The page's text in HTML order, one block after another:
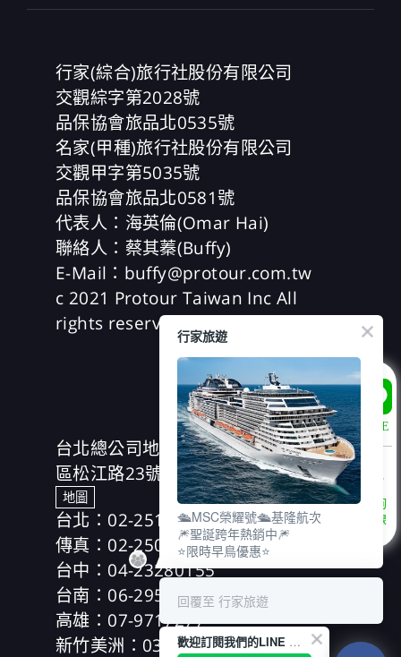
行家(綜合)旅行社股份有限公司
交觀綜字第2028號
品保協會旅品北0535號
名家(甲種)旅行社股份有限公司
交觀甲字第5035號
品保協會旅品北0581號
代表人：海英倫(Omar Hai)
聯絡人：蔡其蓁(Buffy)
E-Mail：buffy@protour.com.tw
c 2021 Protour Taiwan Inc All
rights reserved
台北總公司地址：(104)台北市中山
區松江路23號7樓、8樓
地圖
台北：02-25166630
傳真：02-25019918
台中：04-23280155
台南：06-2953606
高雄：07-9717277
新竹美洲：03-5354989
LINE
諮詢
專線
行家旅遊
🛳️MSC榮耀號🛳️基隆航次
🎆聖誕跨年熱銷中🎆
⭐限時早鳥優惠⭐
回覆至 行家旅遊
歡迎訂閱我們的LINE 官方帳號